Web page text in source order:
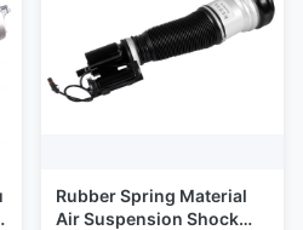
Rubber Spring Material
Air Suspension Shock